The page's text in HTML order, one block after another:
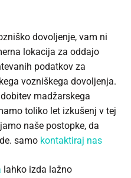
dovoljenje, vam ni
lokacija za oddajo
podatkov za
vozniškega dovoljenja.
madžarskega
toliko let izkušenj v tej
naše postopke, da
samo kontaktiraj nas
lahko izda lažno